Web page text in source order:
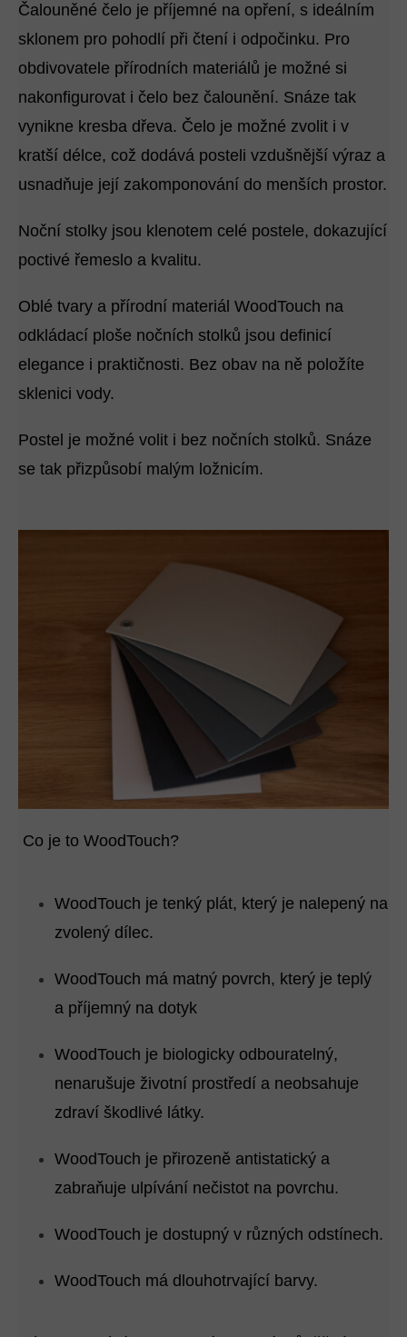
Čalouněné čelo je příjemné na opření, s ideálním
sklonem pro pohodlí při čtení i odpočinku. Pro
obdivovatele přírodních materiálů je možné si
nakonfigurovat i čelo bez čalounění. Snáze tak
vynikne kresba dřeva. Čelo je možné zvolit i v
kratší délce, což dodává posteli vzdušnější výraz a
usnadňuje její zakomponování do menších prostor.
Noční stolky jsou klenotem celé postele, dokazující
poctivé řemeslo a kvalitu.
Oblé tvary a přírodní materiál WoodTouch na
odkládací ploše nočních stolků jsou definicí
elegance i praktičnosti. Bez obav na ně položíte
sklenici vody.
Postel je možné volit i bez nočních stolků. Snáze
se tak přizpůsobí malým ložnicím.
Co je to WoodTouch?
WoodTouch je tenký plát, který je nalepený na
zvolený dílec.
WoodTouch má matný povrch, který je teplý
a příjemný na dotyk
WoodTouch je biologicky odbouratelný,
nenarušuje životní prostředí a neobsahuje
zdraví škodlivé látky.
WoodTouch je přirozeně antistatický a
zabraňuje ulpívání nečistot na povrchu.
WoodTouch je dostupný v různých odstínech.
WoodTouch má dlouhotrvající barvy.